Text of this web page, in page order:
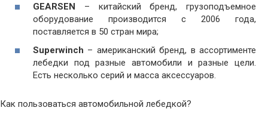
GEARSEN – китайский бренд, грузоподъемное
оборудование производится с 2006 года,
поставляется в 50 стран мира;
Superwinch – американский бренд, в ассортименте
лебедки под разные автомобили и разные цели.
Есть несколько серий и масса аксессуаров.
Как пользоваться автомобильной лебедкой?